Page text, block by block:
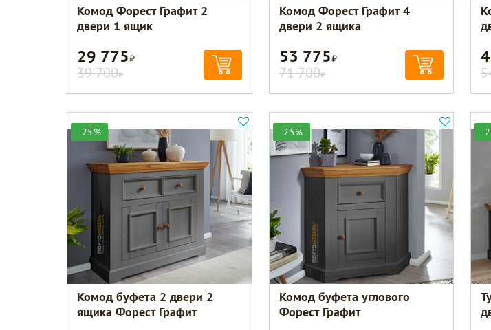
Комод Форест Графит 2
двери 1 ящик
29 775Р
39 700Р
Комод Форест Графит 4
двери 2 ящика
53 775Р
71 700Р
-25%
Комод буфета 2 двери 2
ящика Форест Графит
-25%
Комод буфета углового
Форест Графит
-